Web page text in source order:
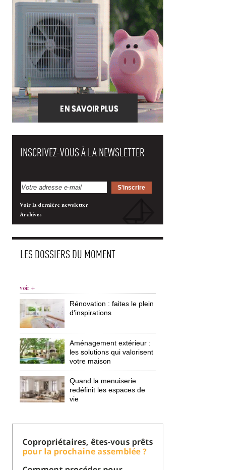
INSCRIVEZ-VOUS À LA NEWSLETTER
Voir la dernière newsletter
Archives
LES DOSSIERS DU MOMENT
voir +
Rénovation : faites le plein
d'inspirations
Aménagement extérieur :
les solutions qui valorisent
votre maison
Quand la menuiserie
redéfinit les espaces de
vie